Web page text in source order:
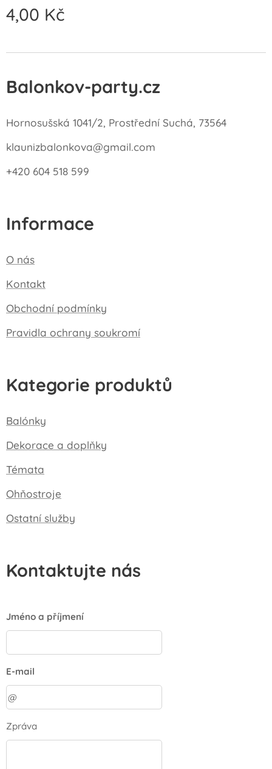
4,00 Kč
Balonkov-party.cz
Hornosušská 1041/2, Prostřední Suchá, 73564
klaunizbalonkova@gmail.com
+420 604 518 599
Informace
O nás
Kontakt
Obchodní podmínky
Pravidla ochrany soukromí
Kategorie produktů
Balónky
Dekorace a doplňky
Témata
Ohňostroje
Ostatní služby
Kontaktujte nás
Jméno a příjmení
E-mail
Zpráva